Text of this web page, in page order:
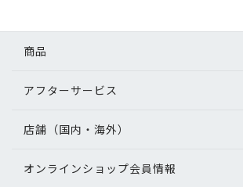
商品
アフターサービス
店舗（国内・海外）
オンラインショップ会員情報